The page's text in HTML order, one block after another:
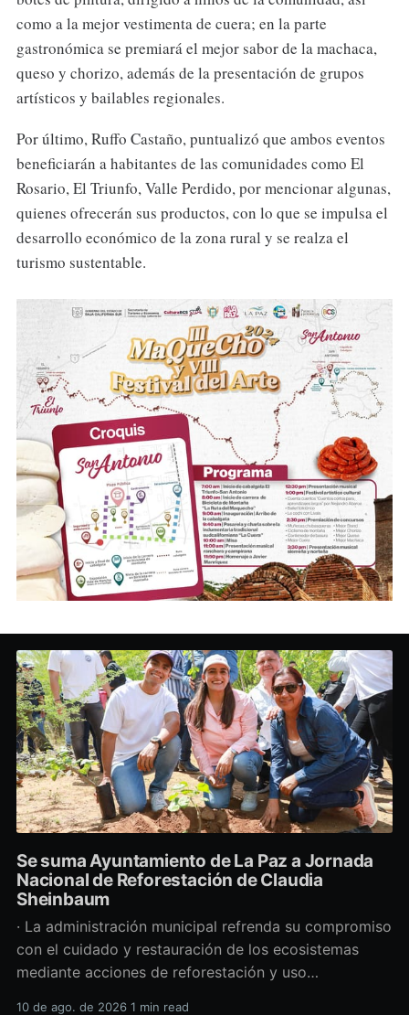
como a la mejor vestimenta de cuera; en la parte
gastronómica se premiará el mejor sabor de la machaca,
queso y chorizo, además de la presentación de grupos
artísticos y bailables regionales.
Por último, Ruffo Castaño, puntualizó que ambos eventos
beneficiarán a habitantes de las comunidades como El
Rosario, El Triunfo, Valle Perdido, por mencionar algunas,
quienes ofrecerán sus productos, con lo que se impulsa el
desarrollo económico de la zona rural y se realza el
turismo sustentable.
Se suma Ayuntamiento de La Paz a Jornada
Nacional de Reforestación de Claudia
Sheinbaum
· La administración municipal refrenda su compromiso
con el cuidado y restauración de los ecosistemas
mediante acciones de reforestación y uso
10 de ago. de 2026 1 min read